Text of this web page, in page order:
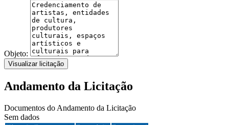
Objeto:
Visualizar licitação
Andamento da Licitação
Documentos do Andamento da Licitação
Sem dados